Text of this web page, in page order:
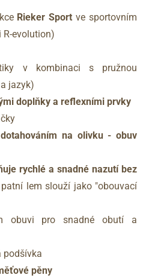
Rieker Sport ve sportovním
evolution)
v kombinaci s pružnou
jazyk)
doplňky a reflexními prvky
na olivku - obuv
rychlé a snadné nazutí bez
lem slouží jako "obouvací
obuvi pro snadné obutí a
podšívka
pěny